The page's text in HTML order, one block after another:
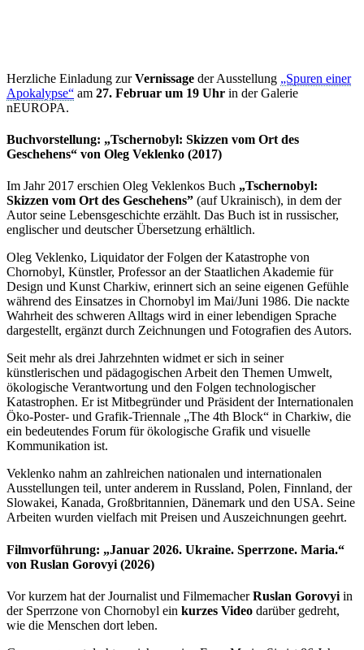
Herzliche Einladung zurVernissage der Ausstellung „Spuren einer
Apokalypse“ am 27. Februar um 19 Uhr in der Galerie
nEUROPA.
Buchvorstellung: „Tschernobyl: Skizzen vom Ort des
Geschehens“ von Oleg Veklenko (2017)
Im Jahr 2017 erschien Oleg Veklenkos Buch „Tschernobyl:
Skizzen vom Ort des Geschehens” (auf Ukrainisch), in dem der
Autor seine Lebensgeschichte erzählt. Das Buch ist in russischer,
englischer und deutscher Übersetzung erhältlich.
Oleg Veklenko, Liquidator der Folgen der Katastrophe von
Chornobyl, Künstler, Professor an der Staatlichen Akademie für
Design und Kunst Charkiw, erinnert sich an seine eigenen Gefühle
während des Einsatzes in Chornobyl im Mai/Juni 1986. Die nackte
Wahrheit des schweren Alltags wird in einer lebendigen Sprache
dargestellt, ergänzt durch Zeichnungen und Fotografien des Autors.
Seit mehr als drei Jahrzehnten widmet er sich in seiner
künstlerischen und pädagogischen Arbeit den Themen Umwelt,
ökologische Verantwortung und den Folgen technologischer
Katastrophen. Er ist Mitbegründer und Präsident der Internationalen
Öko-Poster- und Grafik-Triennale „The 4th Block“ in Charkiw, die
ein bedeutendes Forum für ökologische Grafik und visuelle
Kommunikation ist.
Veklenko nahm an zahlreichen nationalen und internationalen
Ausstellungen teil, unter anderem in Russland, Polen, Finnland, der
Slowakei, Kanada, Großbritannien, Dänemark und den USA. Seine
Arbeiten wurden vielfach mit Preisen und Auszeichnungen geehrt.
Filmvorführung: „Januar 2026. Ukraine. Sperrzone. Maria.“
von Ruslan Gorovyi (2026)
Vor kurzem hat der Journalist und FilmemacherRuslan Gorovyi in
der Sperrzone von Chornobyl ein kurzes Video darüber gedreht,
wie die Menschen dort leben.